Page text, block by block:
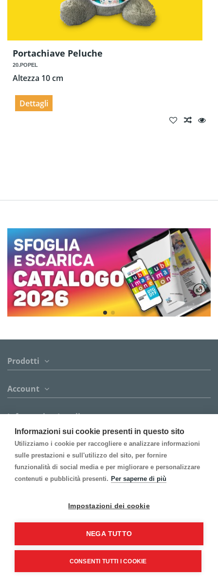
Informazioni sui cookie presenti in questo sito
Utilizziamo i cookie per raccogliere e analizzare informazioni
sulle prestazioni e sull'utilizzo del sito, per fornire
funzionalità di social media e per migliorare e personalizzare
contenuti e pubblicità presenti. Per saperne di più
Impostazioni dei cookie
NEGA TUTTO
CONSENTI TUTTI I COOKIE
Portachiave Peluche
20.POPEL
Altezza 10 cm
Dettagli
Prodotti
Account
Informazion Legali
Contattaci
Follow us
©2021 Gi-An S.r.l. - Tutti i diritti riservati.